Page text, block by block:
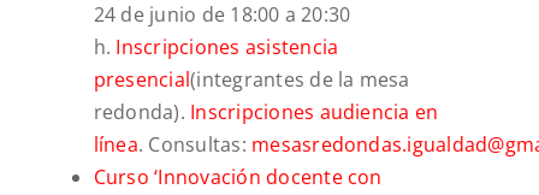
24 de junio de 18:00 a 20:30
h. Inscripciones asistencia
presencial(integrantes de la mesa
redonda). Inscripciones audiencia en
línea. Consultas:
Curso‘Innovación docente con